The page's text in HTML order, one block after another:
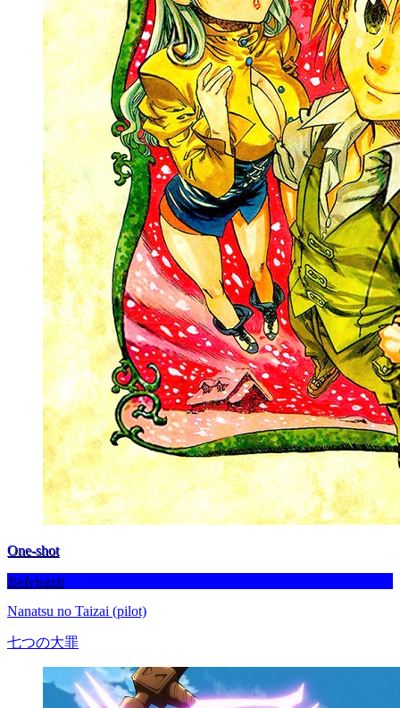
One-shot
Befejezett
Nanatsu no Taizai (pilot)
七つの大罪